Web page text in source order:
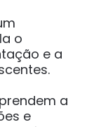
o
e a
a
e